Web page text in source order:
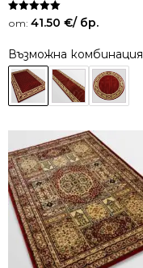
Оценено на
5.00
от: 41.50 €/ бр.
Възможна комбинация